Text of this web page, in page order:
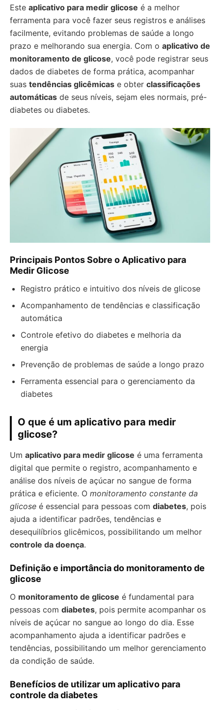
Este aplicativo para medir glicose é a melhor
ferramenta para você fazer seus registros e análises
facilmente, evitando problemas de saúde a longo
prazo e melhorando sua energia. Com o aplicativo de
monitoramento de glicose, você pode registrar seus
dados de diabetes de forma prática, acompanhar
suas tendências glicêmicas e obter classificações
automáticas de seus níveis, sejam eles normais, pré-
diabetes ou diabetes.
Principais Pontos Sobre o Aplicativo para
Medir Glicose
Registro prático e intuitivo dos níveis de glicose
Acompanhamento de tendências e classificação
automática
Controle efetivo do diabetes e melhoria da
energia
Prevenção de problemas de saúde a longo prazo
Ferramenta essencial para o gerenciamento da
diabetes
O que é um aplicativo para medir
glicose?
Um aplicativo para medir glicose é uma ferramenta
digital que permite o registro, acompanhamento e
análise dos níveis de açúcar no sangue de forma
prática e eficiente. O monitoramento constante da
glicose é essencial para pessoas com diabetes, pois
ajuda a identificar padrões, tendências e
desequilíbrios glicêmicos, possibilitando um melhor
controle da doença.
Definição e importância do monitoramento de
glicose
O monitoramento de glicose é fundamental para
pessoas com diabetes, pois permite acompanhar os
níveis de açúcar no sangue ao longo do dia. Esse
acompanhamento ajuda a identificar padrões e
tendências, possibilitando um melhor gerenciamento
da condição de saúde.
Benefícios de utilizar um aplicativo para
controle da diabetes